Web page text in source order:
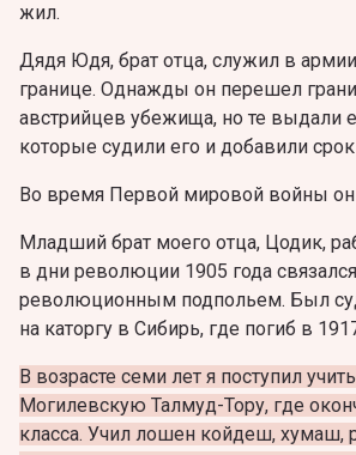
жил.
Дядя Юдя, брат отца, служил в
границе. Однажды он перешел
австрийцев убежища, но те выдали
которые судили его и добавили
Во время Первой мировой войны он
Младший брат моего отца, Цодик,
в дни революции 1905 года
революционным подпольем. Был
на каторгу в Сибирь, где погиб в
В возрасте семи лет я поступил
Могилевскую Талмуд-Тору, где
класса. Учил лошен койдеш, хумаш,